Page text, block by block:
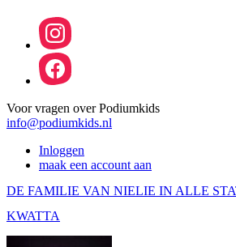
Voor vragen over Podiumkids
info@podiumkids.nl
Inloggen
maak een account aan
DE FAMILIE VAN NIELIE IN ALLE
KWATTA